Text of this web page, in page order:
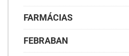
FARMÁCIAS
FEBRABAN